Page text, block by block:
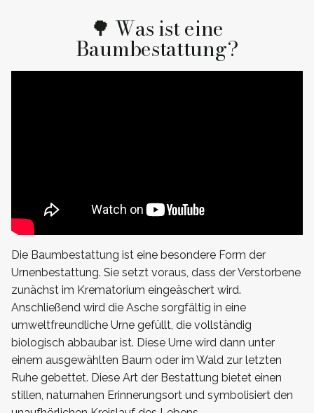
🌳 Was ist eine
Baumbestattung?
Die Baumbestattung ist eine besondere Form der
Urnenbestattung. Sie setzt voraus, dass der Verstorbene
zunächst im Krematorium eingeäschert wird.
Anschließend wird die Asche sorgfältig in eine
umweltfreundliche Urne gefüllt, die vollständig
biologisch abbaubar ist. Diese Urne wird dann unter
einem ausgewählten Baum oder im Wald zur letzten
Ruhe gebettet. Diese Art der Bestattung bietet einen
stillen, naturnahen Erinnerungsort und symbolisiert den